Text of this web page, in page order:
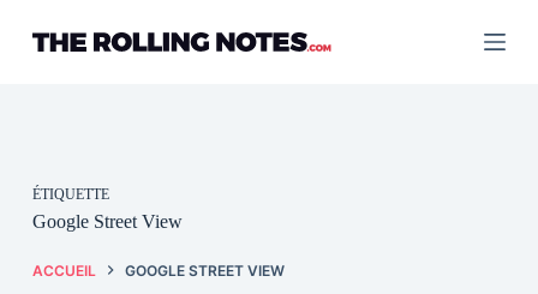
contenu
ÉTIQUETTE
Google Street View
ACCUEIL GOOGLE STREET VIEW